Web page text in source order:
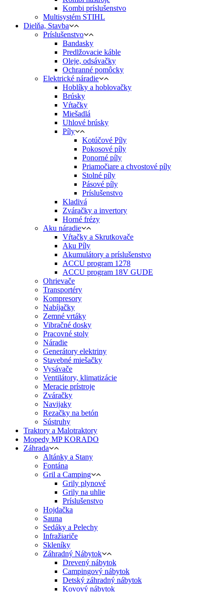
Kombi príslušenstvo
Multisystém STIHL
Dielňa, Stavba
Príslušenstvo
Bandasky
Predlžovacie káble
Oleje, odsávačky
Ochranné pomôcky
Elektrické náradie
Hoblíky a hoblovačky
Brúsky
Vŕtačky
Miešadlá
Uhlové brúsky
Píly
Kotúčové Píly
Pokosové píly
Ponorné píly
Priamočiare a chvostové píly
Stolné píly
Pásové píly
Príslušenstvo
Kladivá
Zváračky a invertory
Horné frézy
Aku náradie
Vŕtačky a Skrutkovače
Aku Píly
Akumulátory a príslušenstvo
ACCU program 1278
ACCU program 18V GUDE
Ohrievače
Transportéry
Kompresory
Nabíjačky
Zemné vrtáky
Vibračné dosky
Pracovné stoly
Náradie
Generátory elektriny
Stavebné miešačky
Vysávače
Ventilátory, klimatizácie
Meracie prístroje
Zváračky
Navijaky
Rezačky na betón
Sústruhy
Traktory a Malotraktory
Mopedy MP KORADO
Záhrada
Altánky a Stany
Fontána
Gril a Camping
Grily plynové
Grily na uhlie
Príslušenstvo
Hojdačka
Sauna
Sedáky a Pelechy
Infražiariče
Skleníky
Záhradný Nábytok
Drevený nábytok
Campingový nábytok
Detský záhradný nábytok
Kovový nábytok